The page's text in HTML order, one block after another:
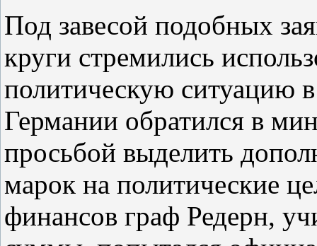
Под завесой подобных
круги стремились
политическую ситуацию
Германии обратился в
просьбой выделить
марок на политические
финансов граф Редерн,